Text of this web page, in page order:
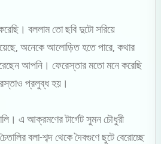
বললাম তো ছবি দুটো সরিয়ে
অনেকে আলোড়িত হতে পারে, কথার
আপনি। ফেরেস্তার মতো মনে করেছি
প্রলুব্ধ হয়।
এ আক্রমণের টার্গেট সুমন চৌধুরী
বলা-শব্দ থেকে দৈবগুণে ছুটে বেরোচ্ছে